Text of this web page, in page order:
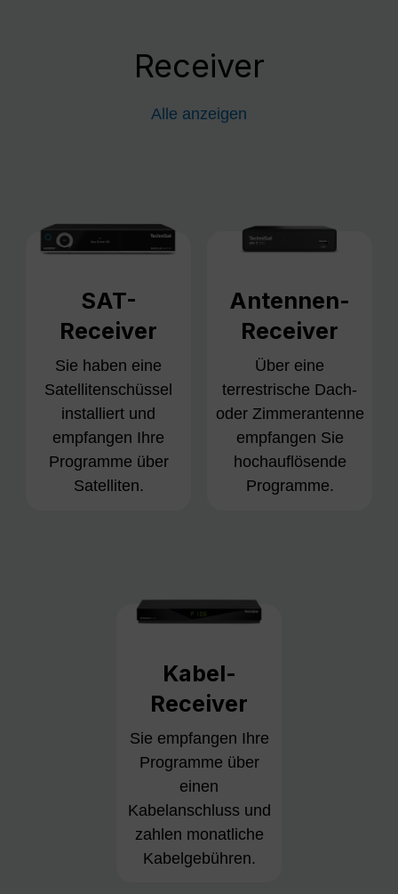
Receiver
Alle anzeigen
SAT-
Receiver
Sie haben eine
Satellitenschüssel
installiert und
empfangen Ihre
Programme über
Satelliten.
Antennen-
Receiver
Über eine
terrestrische Dach-
oder Zimmerantenne
empfangen Sie
hochauflösende
Programme.
Kabel-
Receiver
Sie empfangen Ihre
Programme über
einen
Kabelanschluss und
zahlen monatliche
Kabelgebühren.